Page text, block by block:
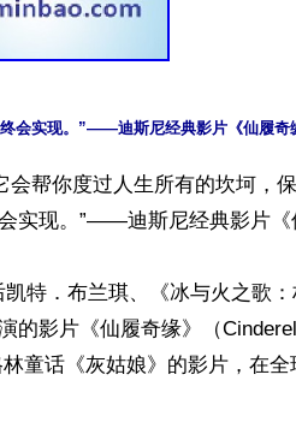
会帮你度过人生所有的坎坷，
实现。”——迪斯尼经典影片《
特．布兰琪、《冰与火之歌
的影片《仙履奇缘》（
童话《灰姑娘》的影片，在全